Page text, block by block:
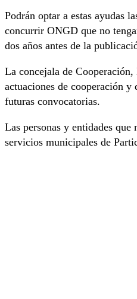
Podrán optar a estas ayudas
concurrir ONGD que no
dos años antes de la
La concejala de
actuaciones de cooperación y
futuras convocatorias.
Las personas y entidades
servicios municipales de